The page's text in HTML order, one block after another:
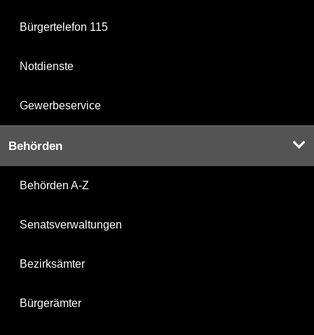
Bürgertelefon 115
Notdienste
Gewerbeservice
Behörden
Behörden A-Z
Senatsverwaltungen
Bezirksämter
Bürgerämter